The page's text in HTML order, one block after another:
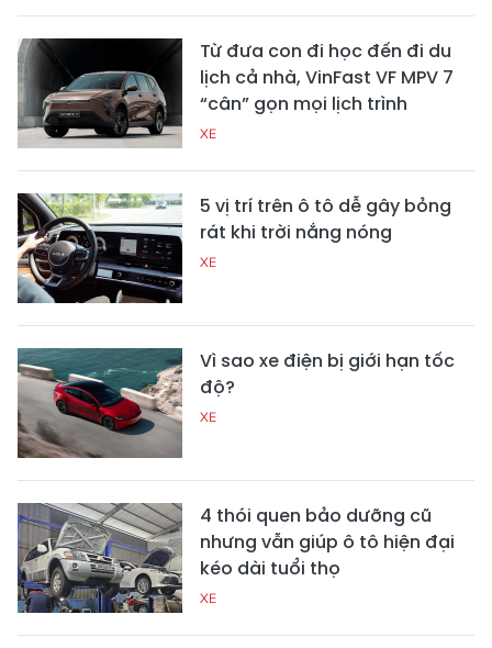
Từ đưa con đi học đến đi du
lịch cả nhà, VinFast VF MPV 7
“cân” gọn mọi lịch trình
XE
5 vị trí trên ô tô dễ gây bỏng
rát khi trời nắng nóng
XE
Vì sao xe điện bị giới hạn tốc
độ?
XE
4 thói quen bảo dưỡng cũ
nhưng vẫn giúp ô tô hiện đại
kéo dài tuổi thọ
XE